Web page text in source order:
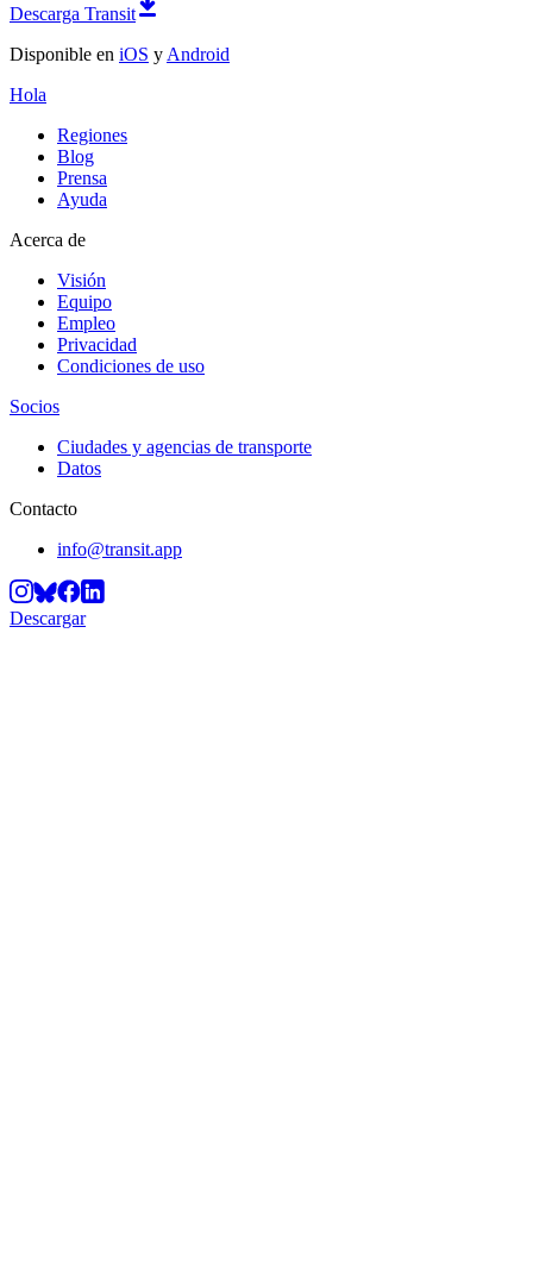
Descarga Transit
Disponible en iOS y Android
Hola
Regiones
Blog
Prensa
Ayuda
Acerca de
Visión
Equipo
Empleo
Privacidad
Condiciones de uso
Socios
Ciudades y agencias de transporte
Datos
Contacto
info@transit.app
Descargar